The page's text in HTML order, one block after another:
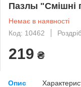
Пазлы "Смішні
Немає в наявності
Код: 10462
219 ₴
Опис